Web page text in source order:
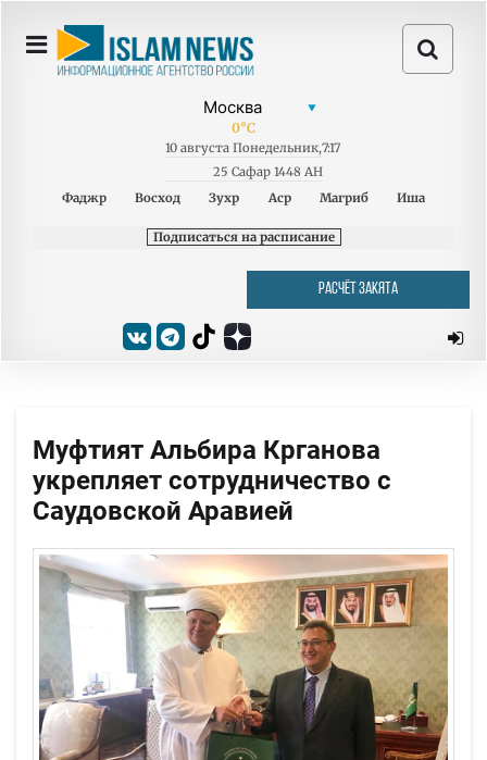
0°C
10 августа Понедельник,7:17
25 Сафар 1448 AH
Фаджр
Восход Зухр Аср Магриб Иша
Подписаться на расписание
РАСЧЁТ ЗАКЯТА
Муфтият Альбира Крганова
укрепляет сотрудничество с
Саудовской Аравией